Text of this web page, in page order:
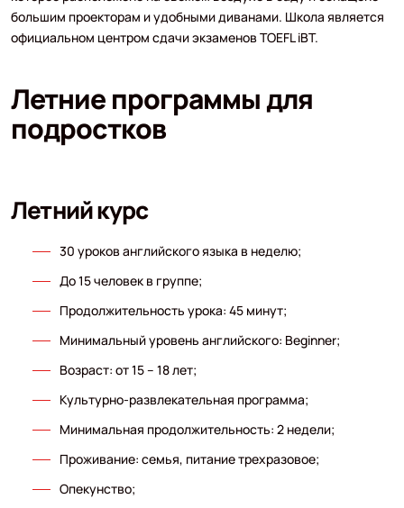
большим проекторам и удобными диванами. Школа является
официальном центром сдачи экзаменов TOEFL iBT.
Летние программы для
подростков
Летний курс
30 уроков английского языка в неделю;
До 15 человек в группе;
Продолжительность урока: 45 минут;
Минимальный уровень английского: Beginner;
Возраст: от 15 – 18 лет;
Культурно-развлекательная программа;
Минимальная продолжительность: 2 недели;
Проживание: семья, питание трехразовое;
Опекунство;